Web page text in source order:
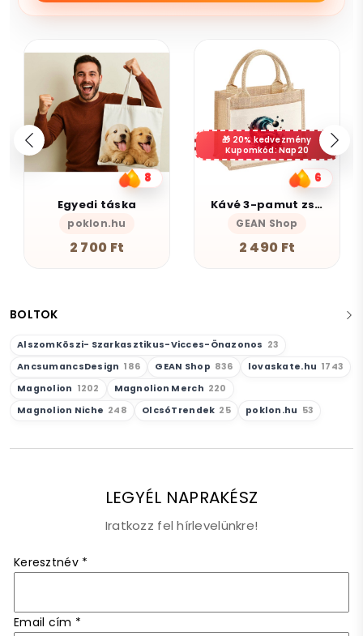
BOLTOK
AlszomKöszi- Szarkasztikus-Vicces-Önazonos 23
AncsumancsDesign 186 GEAN Shop 836 lovaskate.hu 1743
Magnolion 1202 Magnolion Merch 220
Magnolion Niche 248 OlcsóTrendek 25 poklon.hu 53
20% kedvezmény
Kupomkód: Nap20
6
GEAN Shop
2 490 Ft
9
Boldog vagyok
Magnolion Niche
4 190 Ft
LEGYÉL NAPRAKÉSZ
Iratkozz fel hírlevelünkre!
Keresztnév *
Email cím *